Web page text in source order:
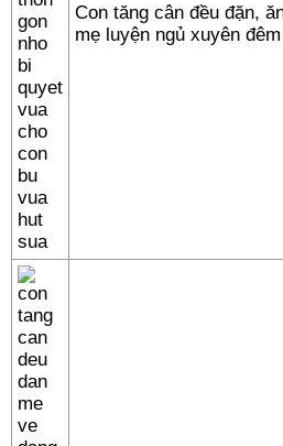
Con tăng cân đều đặn,
mẹ luyện ngủ xuyên